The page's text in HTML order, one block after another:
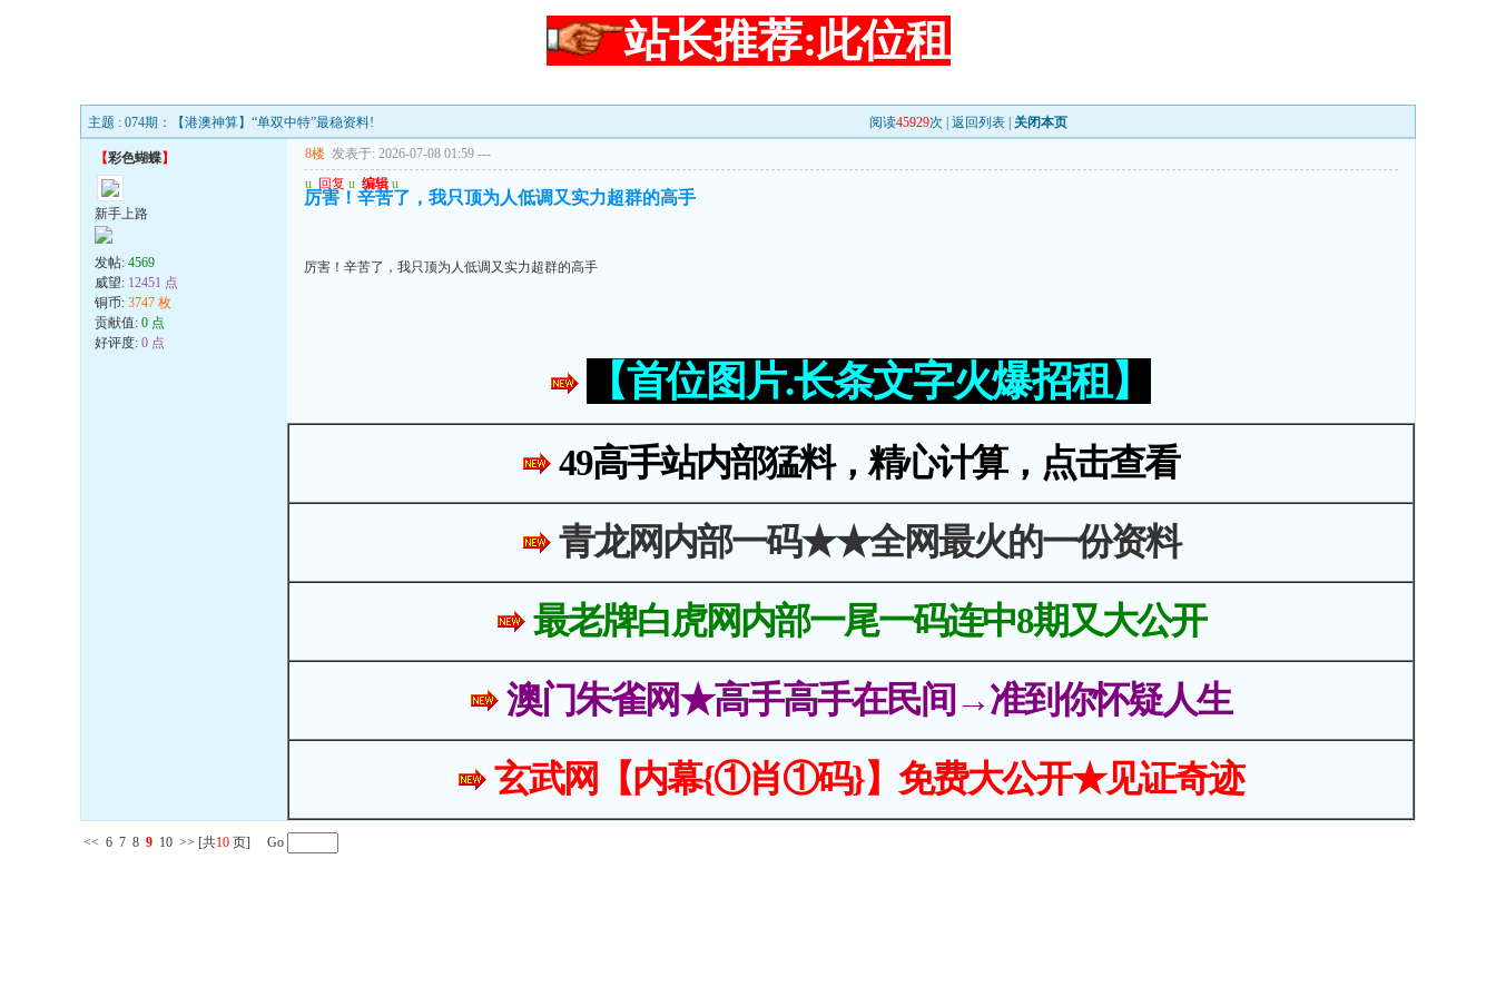
站长推荐:此位租
主题 : 074期：【港澳神算】“单双中特”最稳资料! 阅读45929次 | 返回列表 关闭本页
【彩色蝴蝶】
新手上路
发帖: 4569
威望: 12451 点
铜币: 3747 枚
贡献值: 0 点
好评度: 0 点
8楼 发表于: 2026-07-08 01:59 ---
u 回复 u 编辑 u
厉害！辛苦了，我只顶为人低调又实力超群的高手
厉害！辛苦了，我只顶为人低调又实力超群的高手
【首位图片.长条文字火爆招租】
49高手站内部猛料，精心计算，点击查看
青龙网内部一码★★全网最火的一份资料
最老牌白虎网内部一尾一码连中8期又大公开
澳门朱雀网★高手高手在民间→准到你怀疑人生
玄武网【内幕{①肖①码}】免费大公开★见证奇迹
<< 6 7 8 9 10 >> [共10 页] Go